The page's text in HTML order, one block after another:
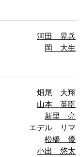
河田 晃兵
岡 大生
畑尾 大翔
山本 英臣
新里 亮
エデル リマ
松橋 優
小出 悠太